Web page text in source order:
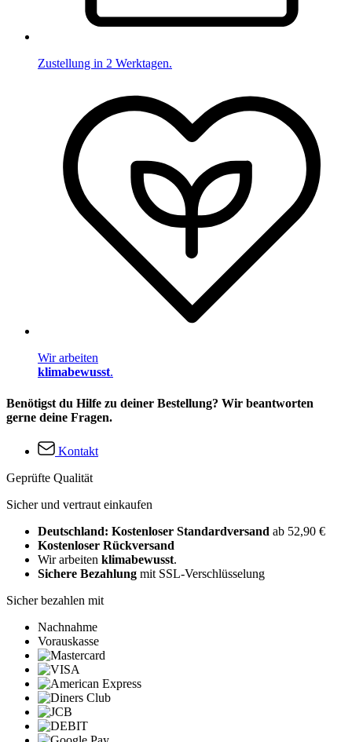
Zustellung in 2 Werktagen.
Wir arbeiten
klimabewusst.
Benötigst du Hilfe zu deiner Bestellung? Wir beantworten
gerne deine Fragen.
Kontakt
Geprüfte Qualität
Sicher und vertraut einkaufen
Deutschland: Kostenloser Standardversand ab 52,90 €
Kostenloser Rückversand
Wir arbeiten klimabewusst.
Sichere Bezahlung mit SSL-Verschlüsselung
Sicher bezahlen mit
Nachnahme
Vorauskasse